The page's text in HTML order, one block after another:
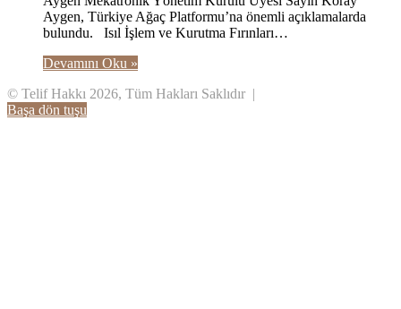
Aygen, Türkiye Ağaç Platformu’na önemli açıklamalarda
bulundu. Isıl İşlem ve Kurutma Fırınları…
Devamını Oku »
© Telif Hakkı 2026, Tüm Hakları Saklıdır |
Başa dön tuşu